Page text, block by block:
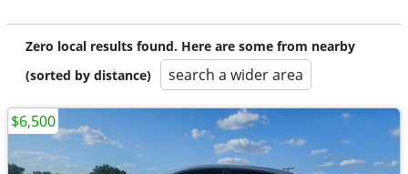
Zero local results found. Here are some from nearby
(sorted by distance)
search a wider area
$6,500